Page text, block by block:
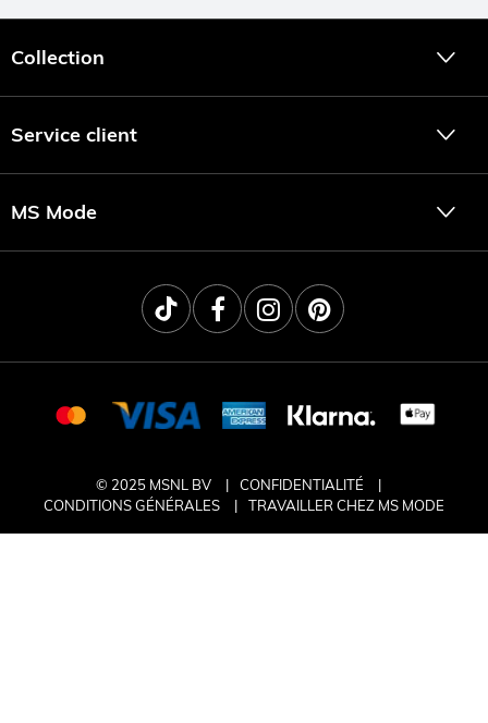
Collection
Service client
MS Mode
© 2025 MSNL BV
CONFIDENTIALITÉ
CONDITIONS GÉNÉRALES
TRAVAILLER CHEZ MS MODE